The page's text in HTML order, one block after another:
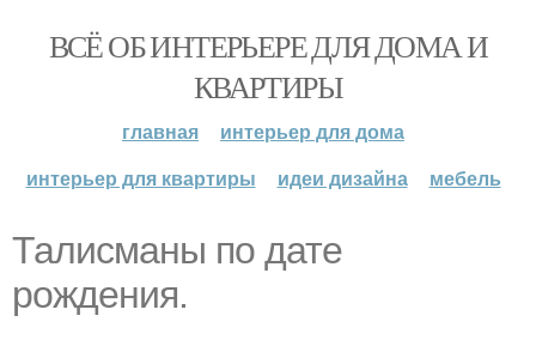
ВСЁ ОБ ИНТЕРЬЕРЕ ДЛЯ ДОМА И
КВАРТИРЫ
главная
интерьер для дома
интерьер для квартиры
идеи дизайна мебель
Талисманы по дате
рождения.